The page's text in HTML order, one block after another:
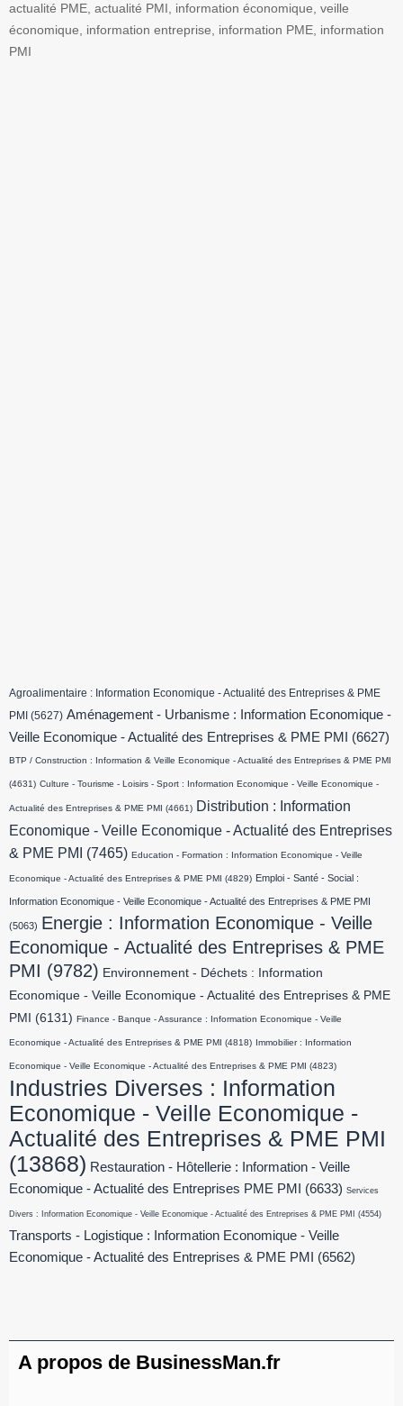
actualité PME, actualité PMI, information économique, veille
économique, information entreprise, information PME, information
PMI
Agroalimentaire : Information Economique - Actualité des Entreprises & PME
PMI (5627) Aménagement - Urbanisme : Information Economique -
Veille Economique - Actualité des Entreprises & PME PMI
(6627)
BTP / Construction : Information & Veille Economique - Actualité des Entreprises & PME PMI
(4631) Culture - Tourisme - Loisirs - Sport : Information Economique - Veille Economique -
Actualité des Entreprises & PME PMI (4661) Distribution : Information
Economique - Veille Economique - Actualité des Entreprises
& PME PMI
(7465) Education - Formation : Information Economique - Veille
Economique - Actualité des Entreprises & PME PMI (4829) Emploi - Santé - Social :
Information Economique - Veille Economique - Actualité des Entreprises & PME PMI
(5063) Energie : Information Economique - Veille
Economique - Actualité des Entreprises & PME
PMI (9782) Environnement - Déchets : Information
Economique - Veille Economique - Actualité des Entreprises & PME
PMI
(6131) Finance - Banque - Assurance : Information Economique - Veille
Economique - Actualité des Entreprises & PME PMI (4818) Immobilier : Information
Economique - Veille Economique - Actualité des Entreprises & PME PMI (4823)
Industries Diverses : Information
Economique - Veille Economique -
Actualité des Entreprises & PME PMI
(13868) Restauration - Hôtellerie : Information - Veille
Economique - Actualité des Entreprises PME PMI
(6633) Services
Divers : Information Economique - Veille Economique - Actualité des Entreprises & PME PMI (4554)
Transports - Logistique : Information Economique - Veille
Economique - Actualité des Entreprises & PME PMI
(6562)
A propos de BusinessMan.fr